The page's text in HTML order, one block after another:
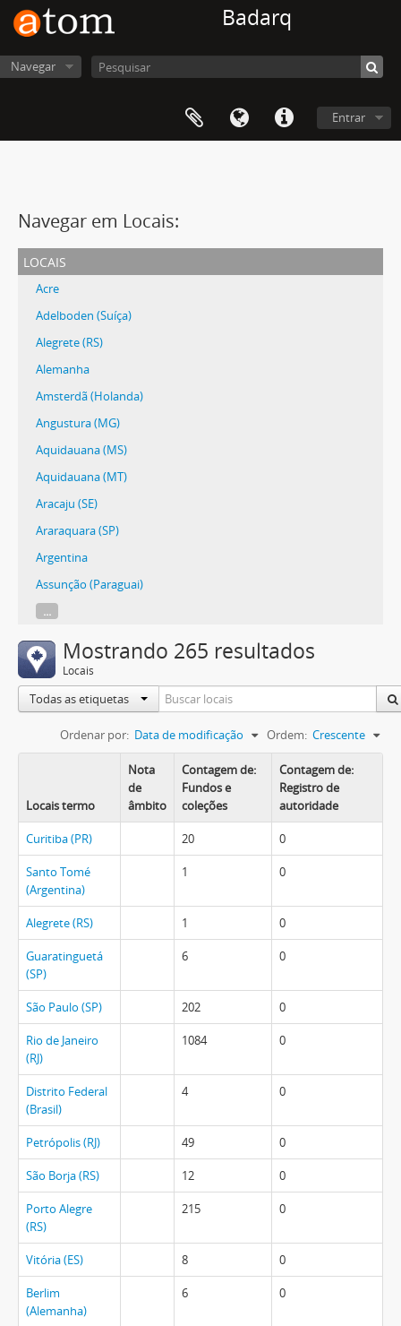
Badarq
Navegar
Entrar
Navegar em Locais:
locais
Acre
Adelboden (Suíça)
Alegrete (RS)
Alemanha
Amsterdã (Holanda)
Angustura (MG)
Aquidauana (MS)
Aquidauana (MT)
Aracaju (SE)
Araraquara (SP)
Argentina
Assunção (Paraguai)
...
Mostrando 265 resultados
Locais
Todas as etiquetas
Ordenar por: Data de modificação Ordem: Crescente
Locais termo
Nota
de
âmbito
Contagem de:
Fundos e
coleções
Contagem de:
Registro de
autoridade
Curitiba (PR) 20 0
Santo Tomé
(Argentina)
1 0
Alegrete (RS) 1 0
Guaratinguetá
(SP)
6 0
São Paulo (SP) 202 0
Rio de Janeiro
(RJ)
1084 0
Distrito Federal
(Brasil)
4 0
Petrópolis (RJ) 49 0
São Borja (RS) 12 0
Porto Alegre
(RS)
215 0
Vitória (ES) 8 0
Berlim
(Alemanha)
6 0